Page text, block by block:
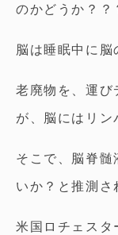
のかどうか？？
脳は睡眠中に脳
老廃物を、運び
が、脳にはリン
そこで、脳脊髄
いか？と推測さ
米国ロチェスタ